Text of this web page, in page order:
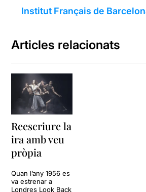
Institut Français de
Articles relacionats
Reescriure la
ira amb veu
pròpia
Quan l’any 1956 es
va estrenar a
Londres Look Back